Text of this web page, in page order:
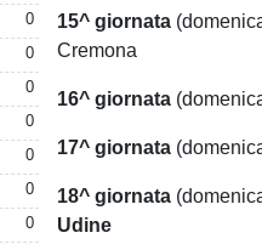
0
0
0
0
0
0
0
15^ giornata
Cremona
16^ giornata
17^ giornata
18^ giornata
Udine